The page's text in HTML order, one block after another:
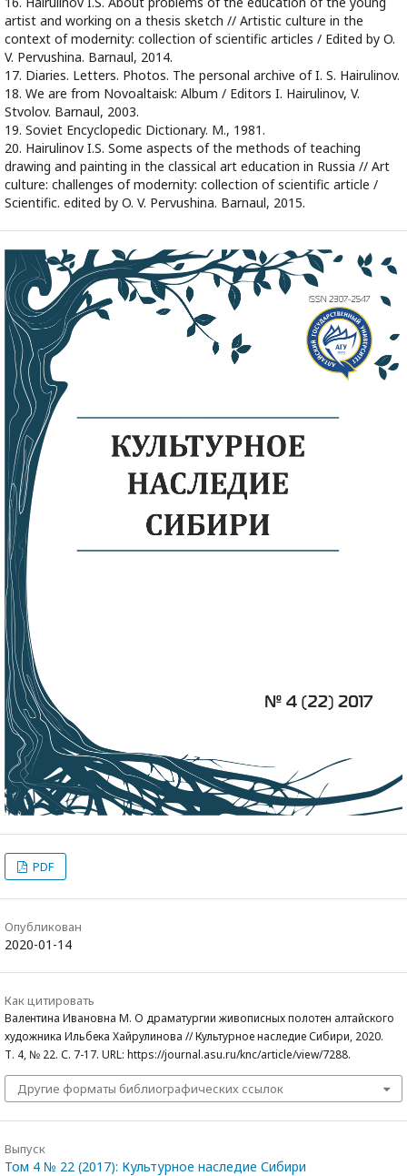
artist and working on a thesis sketch // Artistic culture in the
context of modernity: collection of scientific articles / Edited by O.
V. Pervushina. Barnaul, 2014.
17. Diaries. Letters. Photos. The personal archive of I. S. Hairulinov.
18. We are from Novoaltaisk: Album / Editors I. Hairulinov, V.
Stvolov. Barnaul, 2003.
19. Soviet Encyclopedic Dictionary. M., 1981.
20. Hairulinov I.S. Some aspects of the methods of teaching
drawing and painting in the classical art education in Russia // Art
culture: challenges of modernity: collection of scientific article /
Scientific. edited by O. V. Pervushina. Barnaul, 2015.
PDF
Опубликован
2020-01-14
Как цитировать
Валентина Ивановна М. О драматургии живописных полотен алтайского
художника Ильбека Хайрулинова // Культурное наследие Сибири, 2020.
Т. 4, № 22. С. 7-17. URL: https://journal.asu.ru/knc/article/view/7288.
Другие форматы библиографических ссылок
Выпуск
Том 4 № 22 (2017): Культурное наследие Сибири